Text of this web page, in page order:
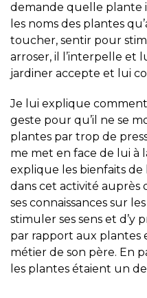
demande quelle plante
les noms des plantes
toucher, sentir pour
arroser, il l’interpelle et
jardiner accepte et lui
Je lui explique
geste pour qu’il ne se
plantes par trop de
me met en face de lui
explique les bienfaits de
dans cet activité auprès
ses connaissances sur
stimuler ses sens et d’y
par rapport aux plantes
métier de son père. En
les plantes étaient un